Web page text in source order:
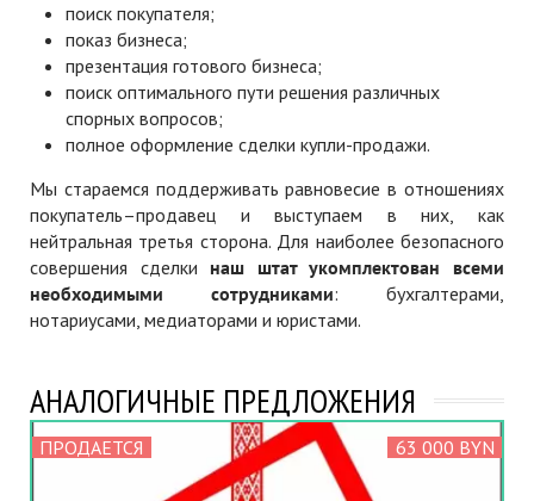
поиск покупателя;
показ бизнеса;
презентация готового бизнеса;
поиск оптимального пути решения различных
спорных вопросов;
полное оформление сделки купли-продажи.
Мы стараемся поддерживать равновесие в отношениях
покупатель–продавец и выступаем в них, как
нейтральная третья сторона. Для наиболее безопасного
совершения сделки наш штат укомплектован всеми
необходимыми сотрудниками: бухгалтерами,
нотариусами, медиаторами и юристами.
АНАЛОГИЧНЫЕ ПРЕДЛОЖЕНИЯ
ПРОДАЕТСЯ 63 000 BYN